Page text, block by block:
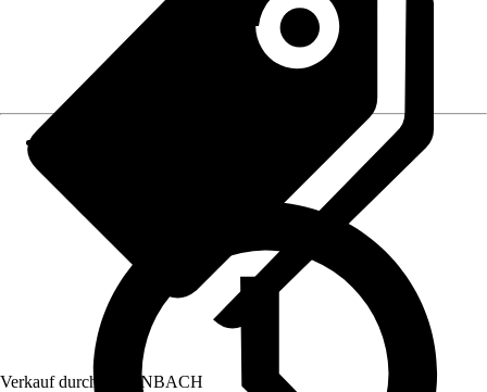
Verkauf durch: HORNBACH